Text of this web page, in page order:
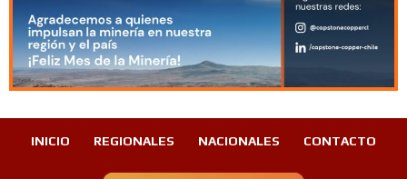
INICIO REGIONALES NACIONALES CONTACTO